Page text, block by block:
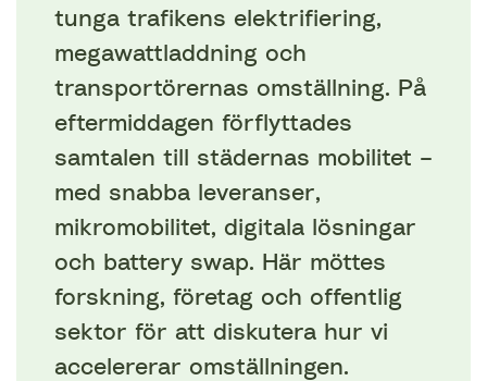
tunga trafikens elektrifiering,
megawattladdning och
transportörernas omställning. På
eftermiddagen förflyttades
samtalen till städernas mobilitet –
med snabba leveranser,
mikromobilitet, digitala lösningar
och battery swap. Här möttes
forskning, företag och offentlig
sektor för att diskutera hur vi
accelererar omställningen.